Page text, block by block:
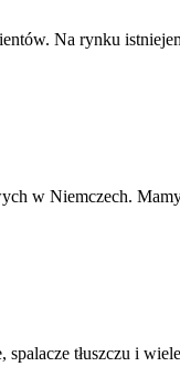
Na rynku
w Niemczech.
tłuszczu i